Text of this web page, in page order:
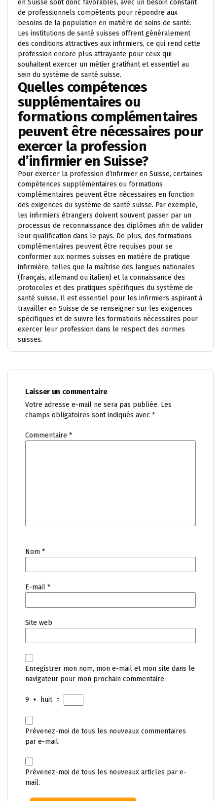
en Suisse sont donc favorables, avec un besoin constant
de professionnels compétents pour répondre aux
besoins de la population en matière de soins de santé.
Les institutions de santé suisses offrent généralement
des conditions attractives aux infirmiers, ce qui rend cette
profession encore plus attrayante pour ceux qui
souhaitent exercer un métier gratifiant et essentiel au
sein du système de santé suisse.
Quelles compétences
supplémentaires ou
formations complémentaires
peuvent être nécessaires pour
exercer la profession
d’infirmier en Suisse?
Pour exercer la profession d’infirmier en Suisse, certaines
compétences supplémentaires ou formations
complémentaires peuvent être nécessaires en fonction
des exigences du système de santé suisse. Par exemple,
les infirmiers étrangers doivent souvent passer par un
processus de reconnaissance des diplômes afin de valider
leur qualification dans le pays. De plus, des formations
complémentaires peuvent être requises pour se
conformer aux normes suisses en matière de pratique
infirmière, telles que la maîtrise des langues nationales
(français, allemand ou italien) et la connaissance des
protocoles et des pratiques spécifiques du système de
santé suisse. Il est essentiel pour les infirmiers aspirant à
travailler en Suisse de se renseigner sur les exigences
spécifiques et de suivre les formations nécessaires pour
exercer leur profession dans le respect des normes
suisses.
Laisser un commentaire
Votre adresse e-mail ne sera pas publiée. Les
champs obligatoires sont indiqués avec *
Commentaire *
Nom *
E-mail *
Site web
Enregistrer mon nom, mon e-mail et mon site dans le
navigateur pour mon prochain commentaire.
9 + huit =
Prévenez-moi de tous les nouveaux commentaires
par e-mail.
Prévenez-moi de tous les nouveaux articles par e-
mail.